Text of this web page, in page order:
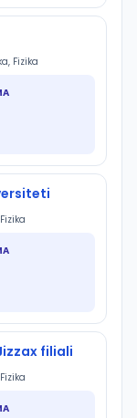
Fizika
filiali